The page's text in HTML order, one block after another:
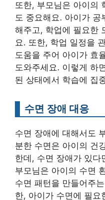
또한, 부모님은 아이의
도 중요해요. 아이가 공
해주고, 학업에 필요한
요. 또한, 학업 일정을
도움을 주어 아이가 효
도와주세요. 이렇게 하
된 상태에서 학습에 집
수면 장애 대응
수면 장애에 대해서도
분한 수면은 아이의 건
한데, 수면 장애가 있다
부모님은 아이의 수면
수면 패턴을 만들어주
한, 아이가 수면에 필요